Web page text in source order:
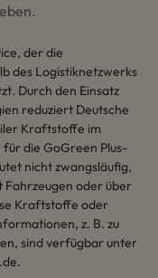
der die
des Logistiknetzwerks
Durch den Einsatz
reduziert Deutsche
Kraftstoffe im
die GoGreen Plus-
nicht zwangsläufig,
Fahrzeugen oder über
Kraftstoffe oder
z. B. zu
sind verfügbar unter